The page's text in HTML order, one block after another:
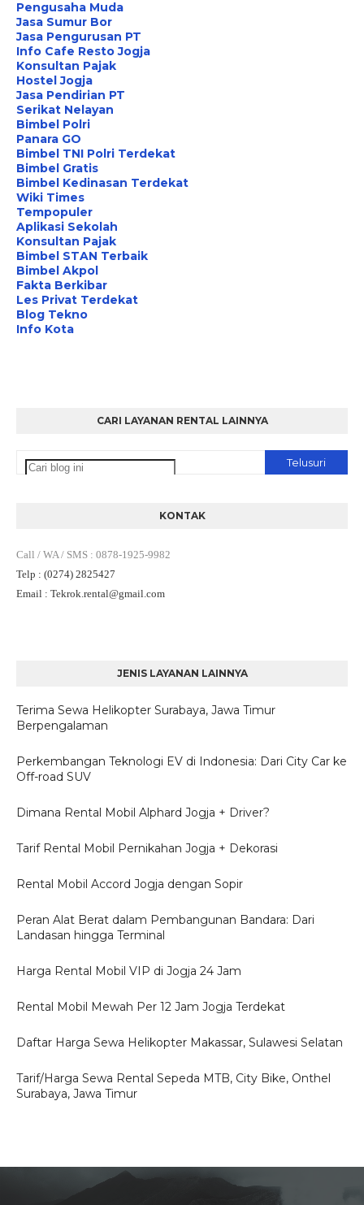
Pengusaha Muda
Jasa Sumur Bor
Jasa Pengurusan PT
Info Cafe Resto Jogja
Konsultan Pajak
Hostel Jogja
Jasa Pendirian PT
Serikat Nelayan
Bimbel Polri
Panara GO
Bimbel TNI Polri Terdekat
Bimbel Gratis
Bimbel Kedinasan Terdekat
Wiki Times
Tempopuler
Aplikasi Sekolah
Konsultan Pajak
Bimbel STAN Terbaik
Bimbel Akpol
Fakta Berkibar
Les Privat Terdekat
Blog Tekno
Info Kota
CARI LAYANAN RENTAL LAINNYA
KONTAK
Call / WA / SMS : 0878-1925-9982
Telp : (0274) 2825427
Email : Tekrok.rental@gmail.com
JENIS LAYANAN LAINNYA
Terima Sewa Helikopter Surabaya, Jawa Timur
Berpengalaman
Perkembangan Teknologi EV di Indonesia: Dari City Car ke
Off-road SUV
Dimana Rental Mobil Alphard Jogja + Driver?
Tarif Rental Mobil Pernikahan Jogja + Dekorasi
Rental Mobil Accord Jogja dengan Sopir
Peran Alat Berat dalam Pembangunan Bandara: Dari
Landasan hingga Terminal
Harga Rental Mobil VIP di Jogja 24 Jam
Rental Mobil Mewah Per 12 Jam Jogja Terdekat
Daftar Harga Sewa Helikopter Makassar, Sulawesi Selatan
Tarif/Harga Sewa Rental Sepeda MTB, City Bike, Onthel
Surabaya, Jawa Timur